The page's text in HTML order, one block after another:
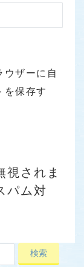
ウザーに自
を保存す
視されま
パム対